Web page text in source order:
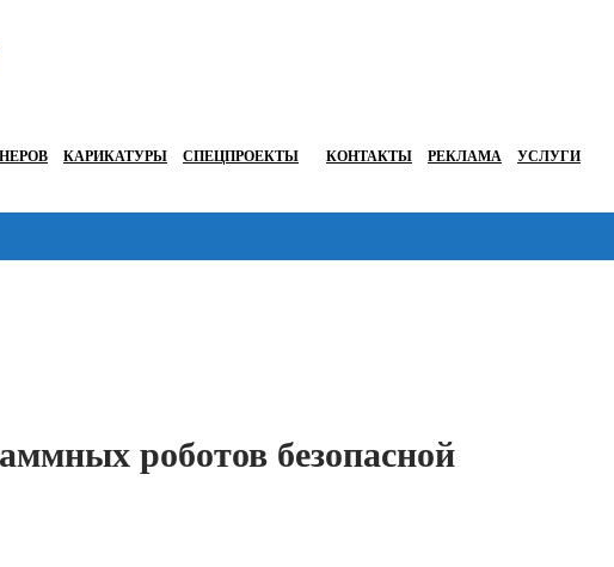
КАРИКАТУРЫ СПЕЦПРОЕКТЫ КОНТАКТЫ РЕКЛАМА УСЛУГИ
роботов безопасной